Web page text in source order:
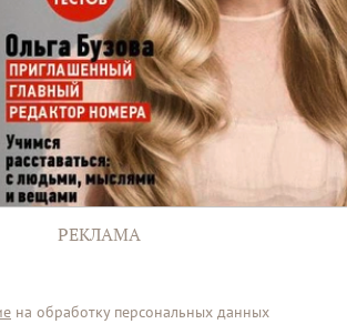
РЕКЛАМА
на обработку персональных данных